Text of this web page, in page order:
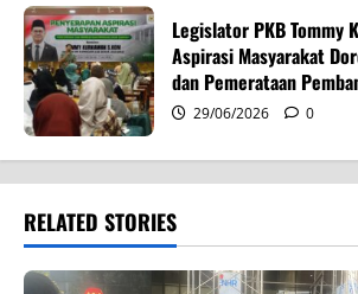
Legislator PKB Tommy
Aspirasi Masyarakat
dan Pemerataan
29/06/2026 0
RELATED STORIES